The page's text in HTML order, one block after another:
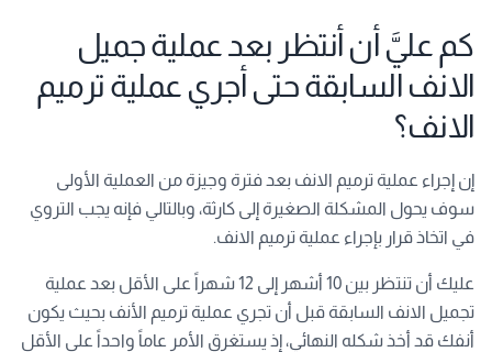
كم عليَّ أن أنتظر بعد عملية جميل
الانف السابقة حتى أجري عملية ترميم
الانف؟
إن إجراء عملية ترميم الانف بعد فترة وجيزة من العملية الأولى
سوف يحول المشكلة الصغيرة إلى كارثة، وبالتالي فإنه يجب التروي
في اتخاذ قرار بإجراء عملية ترميم الانف.
عليك أن تنتظر بين 10 أشهر إلى 12 شهراً على الأقل بعد عملية
تجميل الانف السابقة قبل أن تجري عملية ترميم الأنف بحيث يكون
أنفك قد أخذ شكله النهائي، إذ يستغرق الأمر عاماً واحداً على الأقل